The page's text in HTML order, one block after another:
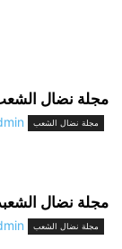
مجلة نضال الشعب
مجلة نضال الشعب
مجلة نضال الشعبد
مجلة نضال الشعب